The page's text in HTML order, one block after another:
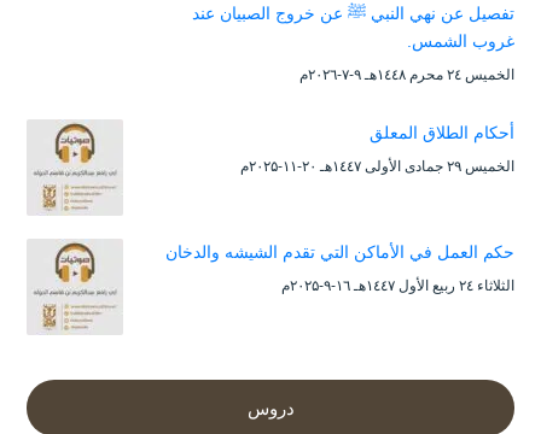
تفصيل عن نهي النبي ﷺ عن خروج الصبيان عند
غروب الشمس.
الخميس ۲٤ محرم ۱٤٤۸هـ ۹-۷-۲۰۲٦م
أحكام الطلاق المعلق
الخميس ۲۹ جمادى الأولى ۱٤٤۷هـ ۲۰-۱۱-۲۰۲۵م
حكم العمل في الأماكن التي تقدم الشيشه والدخان
الثلاثاء ۲٤ ربيع الأول ۱٤٤۷هـ ۱٦-۹-۲۰۲۵م
دروس